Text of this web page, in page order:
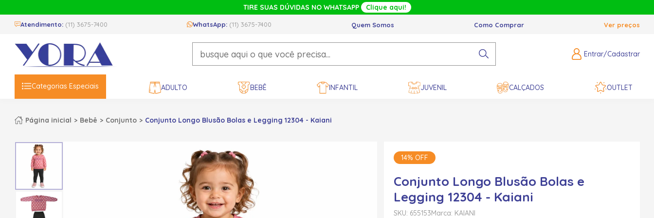
TIRE SUAS DÚVIDAS NO WHATSAPP Clique aqui!
Atendimento: (11) 3675-7400 WhatsApp: (11) 3675-7400 Quem Somos Como Comprar Ver preços
Entrar/Cadastrar
Categorias Especiais ADULTO BEBÊ INFANTIL JUVENIL CALÇADOS OUTLET
Página inicial Bebê Conjunto Conjunto Longo Blusão Bolas e Legging 12304 - Kaiani
14% OFF
Conjunto Longo Blusão Bolas e
Legging 12304 - Kaiani
SKU: 655153Marca: KAIANI